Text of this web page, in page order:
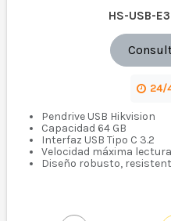
HS-USB-
24/
Pendrive USB Hikvision
Capacidad 64 GB
Interfaz USB Tipo C 3.2
Velocidad máxima
Diseño robusto,